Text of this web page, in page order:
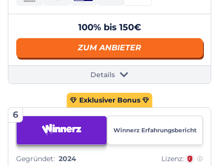
100% bis 150€
ZUM ANBIETER
Details
Exklusiver Bonus
6
Winnerz Erfahrungsbericht
Gegründet: 2024 Lizenz: